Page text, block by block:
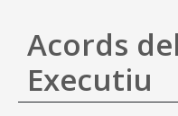
Acords
Executiu